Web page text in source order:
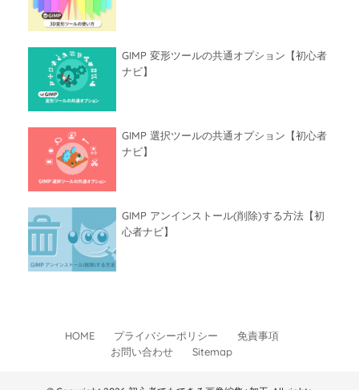
GIMP 変形ツールの共通オプション【初心者
ナビ】
GIMP 選択ツールの共通オプション【初心者
ナビ】
GIMP アンインストール(削除)する方法【初
心者ナビ】
HOME プライバシーポリシー
免責事項
お問い合わせ
Sitemap